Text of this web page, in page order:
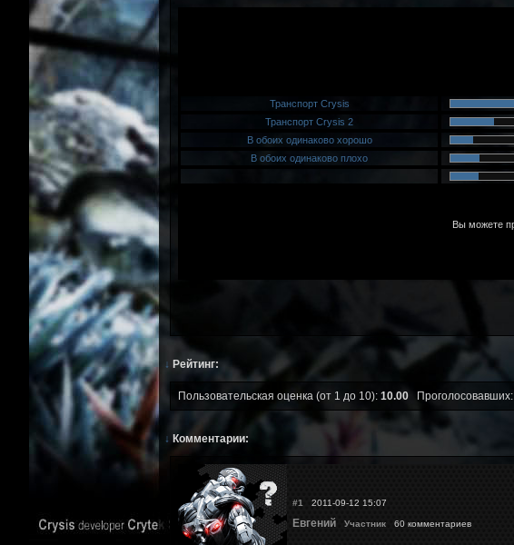
↓ Рейтинг:
Пользовательская оценка (от 1 до 10): 10.00Проголосовавших:
↓ Комментарии:
#1 2011-09-12 15:07
Евгений Участник60 комментариев